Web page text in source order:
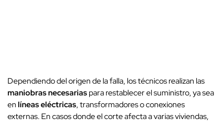
Dependiendo del origen de la falla, los técnicos realizan las
maniobras necesariaspara restablecer el suministro, ya sea
enlíneas eléctricas, transformadores o conexiones
externas. En casos donde el corte afecta a varias viviendas,